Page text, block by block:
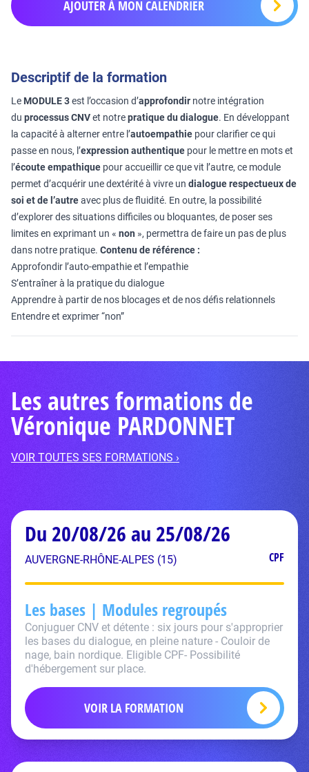
AJOUTER À MON CALENDRIER
Descriptif de la formation
Le MODULE 3est l’occasion d’approfondir notre intégration
du processus CNVet notrepratique du dialogue. En développant
la capacité à alterner entre l’autoempathie pour clarifier ce qui
passe en nous, l’expression authentique pour le mettre en mots et
l’écoute empathique pour accueillir ce que vit l’autre, ce module
permet d’acquérir une dextérité à vivre un dialogue respectueux de
soi et de l’autreavec plus de fluidité. En outre, la possibilité
d’explorer des situations difficiles ou bloquantes, de poser ses
limites en exprimant un « non », permettra de faire un pas de plus
dans notre pratique. Contenu de référence :
Approfondir l’auto-empathie et l’empathie
S’entraîner à la pratique du dialogue
Apprendre à partir de nos blocages et de nos défis relationnels
Entendre et exprimer “non”
Les autres formations de
Véronique PARDONNET
VOIR TOUTES SES FORMATIONS ›
Du 20/08/26 au 25/08/26
AUVERGNE-RHÔNE-ALPES (15) CPF
Les bases | Modules regroupés
Conjuguer CNV et détente : six jours pour s'approprier
les bases du dialogue, en pleine nature - Couloir de
nage, bain nordique. Eligible CPF- Possibilité
d'hébergement sur place.
VOIR LA FORMATION